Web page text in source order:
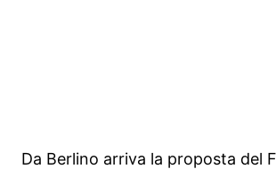
Da Berlino arriva la proposta del